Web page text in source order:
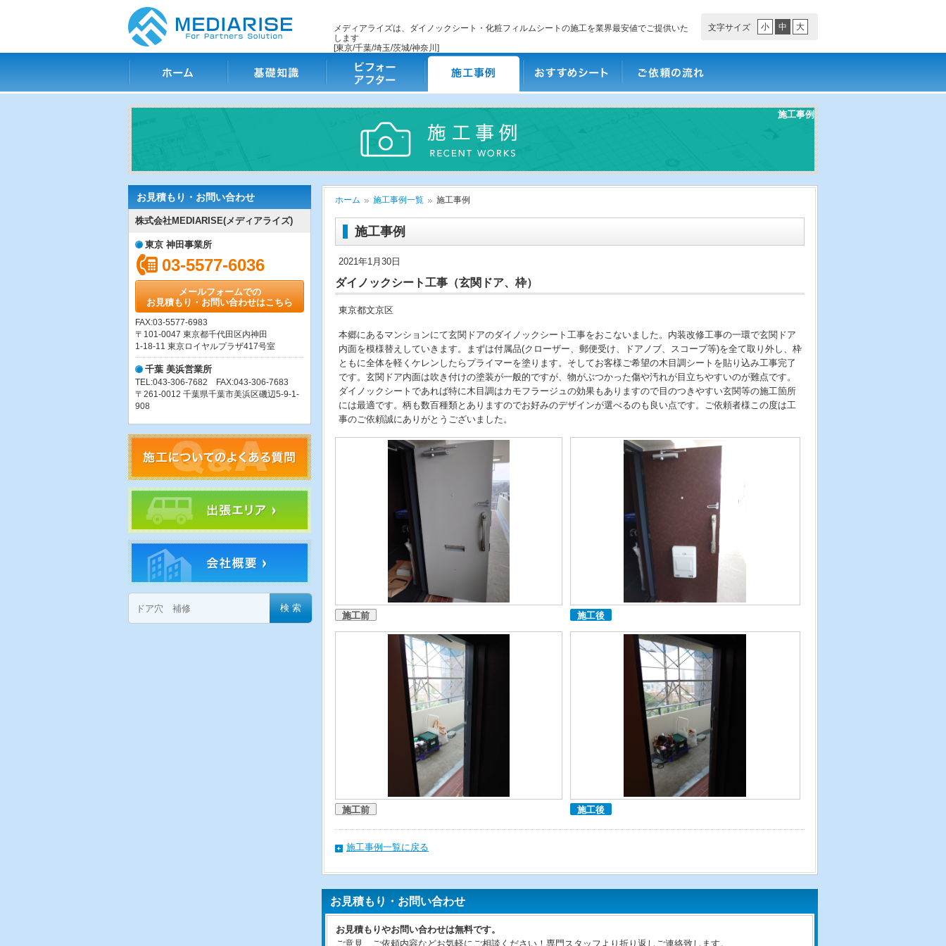
メディアライズは、ダイノックシート・化粧フィルムシートの施工を業界最安値でご提供いた
します
[東京/千葉/埼玉/茨城/神奈川]
文字サイズ 小 中 大
ホーム 基礎知識 ビフォー・アフター 施工事例 おすすめシート
ご依頼の流れ
施工事例
お見積もり・お問い合わせ
株式会社MEDIARISE(メディアライズ)
東京 神田事業所
03-5577-6036
メールフォームでの
お見積もり・お問い合わせはこちら
FAX:03-5577-6983
〒101-0047 東京都千代田区内神田
1-18-11 東京ロイヤルプラザ417号室
千葉 美浜営業所
TEL:043-306-7682 FAX:043-306-7683
〒261-0012 千葉県千葉市美浜区磯辺5-9-1-
908
ホーム 施工事例一覧 施工事例
施工事例
2021年1月30日
ダイノックシート工事（玄関ドア、枠）
東京都文京区
本郷にあるマンションにて玄関ドアのダイノックシート工事をおこないました。内装改修工事の一環で玄関ドア
内面を模様替えしていきます。まずは付属品(クローザー、郵便受け、ドアノブ、スコープ等)を全て取り外し、枠
ともに全体を軽くケレンしたらプライマーを塗ります。そしてお客様ご希望の木目調シートを貼り込み工事完了
です。玄関ドア内面は吹き付けの塗装が一般的ですが、物がぶつかった傷や汚れが目立ちやすいのが難点です。
ダイノックシートであれば特に木目調はカモフラージュの効果もありますので目のつきやすい玄関等の施工箇所
には最適です。柄も数百種類とありますのでお好みのデザインが選べるのも良い点です。ご依頼者様この度は工
事のご依頼誠にありがとうございました。
施工前 施工後
施工前 施工後
施工事例一覧に戻る
お見積もり・お問い合わせ
お見積もりやお問い合わせは無料です。
ご意見、ご依頼内容などお気軽にご相談ください！専門スタッフより折り返しご連絡致します。